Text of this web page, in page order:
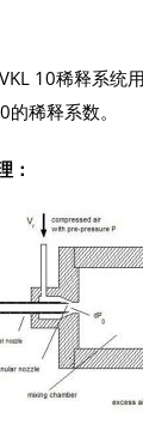
10稀释系统
稀释系数。
：